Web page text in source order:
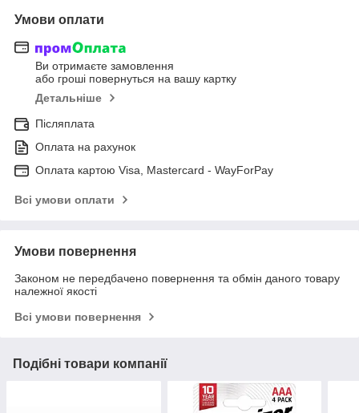
Умови оплати
Ви отримаєте замовлення
або гроші повернуться на вашу картку
Детальніше
Післяплата
Оплата на рахунок
Оплата картою Visa, Mastercard - WayForPay
Всі умови оплати
Умови повернення
Законом не передбачено повернення та обмін даного товару
належної якості
Всі умови повернення
Подібні товари компанії